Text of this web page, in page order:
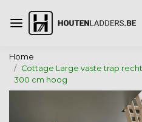
Home
Cottage Large vaste trap
300 cm hoog